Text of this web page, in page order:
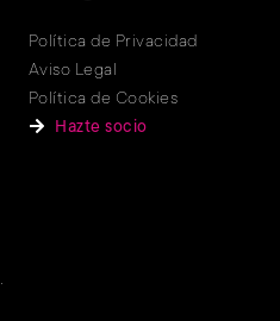
Política de Privacidad
Aviso Legal
Política de Cookies
Hazte socio